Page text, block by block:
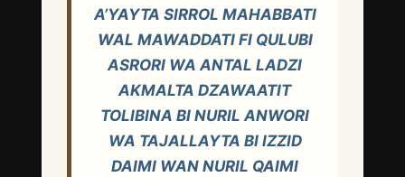
A’YAYTA SIRROL MAHABBATI
WAL MAWADDATI FI QULUBI
ASRORI WA ANTAL LADZI
AKMALTA DZAWAATIT
TOLIBINA BI NURIL ANWORI
WA TAJALLAYTA BI IZZID
DAIMI WAN NURIL QAIMI